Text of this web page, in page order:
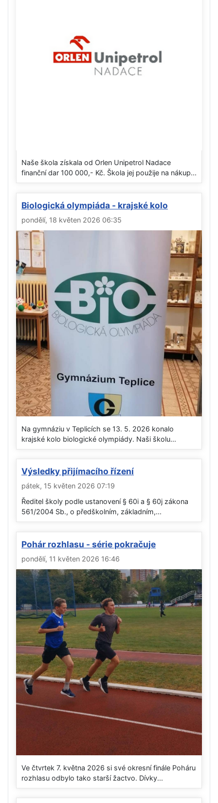
Naše škola získala od Orlen Unipetrol Nadace
finanční dar 100 000,- Kč. Škola jej použije na nákup...
Biologická olympiáda - krajské kolo
pondělí, 18 květen 2026 06:35
Na gymnáziu v Teplicích se 13. 5. 2026 konalo
krajské kolo biologické olympiády. Naši školu...
Výsledky přijímacího řízení
pátek, 15 květen 2026 07:19
Ředitel školy podle ustanovení § 60i a § 60j zákona
561/2004 Sb., o předškolním, základním,...
Pohár rozhlasu - série pokračuje
pondělí, 11 květen 2026 16:46
Ve čtvrtek 7. května 2026 si své okresní finále Poháru
rozhlasu odbylo tako starší žactvo. Dívky...